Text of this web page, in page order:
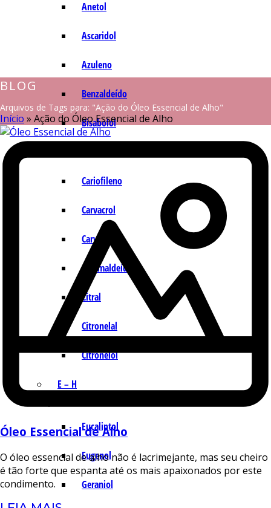
Anetol
Ascaridol
Azuleno
Benzaldeído
Bisabolol
Cariofileno
Carvacrol
Carvona
Cinamaldeído
Citral
Citronelal
Citronelol
E – H
Eucaliptol
Eugenol
Geraniol
BLOG
Arquivos de Tags para: "Ação do Óleo Essencial de Alho"
Início » Ação do Óleo Essencial de Alho
Óleo Essencial de Alho
O óleo essencial de alho não é lacrimejante, mas seu cheiro
é tão forte que espanta até os mais apaixonados por este
condimento.